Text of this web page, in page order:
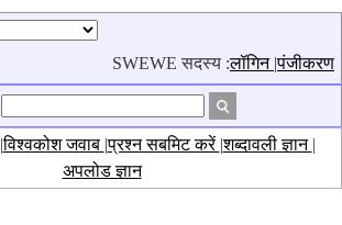
SWEWE सदस्य :लॉगिन |पंजीकरण
|विश्वकोश जवाब |प्रश्न सबमिट करें |शब्दावली ज्ञान |
अपलोड ज्ञान